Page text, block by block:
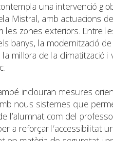
una intervenció
Mistral, amb actuacions
les zones exteriors. Entre
banys, la modernització
millora de la climatització
inclouran mesures
nous sistemes que
l’alumnat com del
a reforçar l’accessibilitat